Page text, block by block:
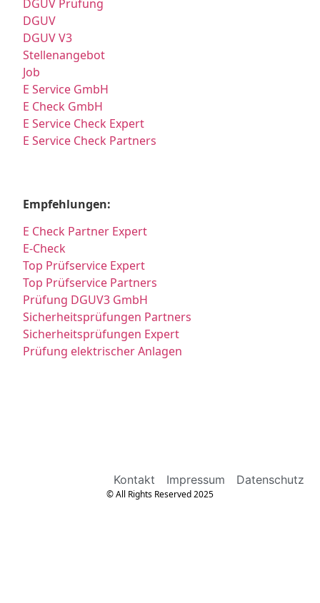
DGUV Prüfung
DGUV
DGUV V3
Stellenangebot
Job
E Service GmbH
E Check GmbH
E Service Check Expert
E Service Check Partners
Empfehlungen:
E Check Partner Expert
E-Check
Top Prüfservice Expert
Top Prüfservice Partners
Prüfung DGUV3 GmbH
Sicherheitsprüfungen Partners
Sicherheitsprüfungen Expert
Prüfung elektrischer Anlagen
Kontakt Impressum Datenschutz
© All Rights Reserved 2025